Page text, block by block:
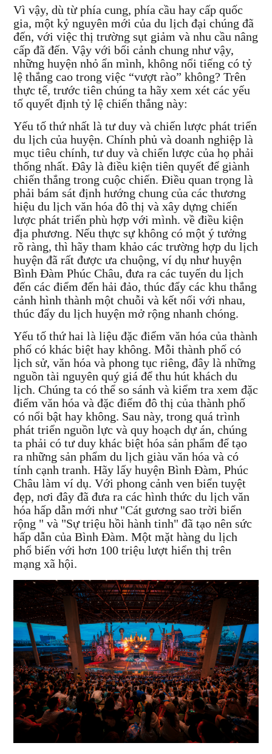
Vì vậy, dù từ phía cung, phía cầu hay cấp quốc
gia, một kỷ nguyên mới của du lịch đại chúng đã
đến, với việc thị trường sụt giảm và nhu cầu nâng
cấp đã đến. Vậy với bối cảnh chung như vậy,
những huyện nhỏ ẩn mình, không nổi tiếng có tỷ
lệ thắng cao trong việc “vượt rào” không? Trên
thực tế, trước tiên chúng ta hãy xem xét các yếu
tố quyết định tỷ lệ chiến thắng này:
Yếu tố thứ nhất là tư duy và chiến lược phát triển
du lịch của huyện. Chính phủ và doanh nghiệp là
mục tiêu chính, tư duy và chiến lược của họ phải
thống nhất. Đây là điều kiện tiên quyết để giành
chiến thắng trong cuộc chiến. Điều quan trọng là
phải bám sát định hướng chung của các thương
hiệu du lịch văn hóa đô thị và xây dựng chiến
lược phát triển phù hợp với mình. về điều kiện
địa phương. Nếu thực sự không có một ý tưởng
rõ ràng, thì hãy tham khảo các trường hợp du lịch
huyện đã rất được ưa chuộng, ví dụ như huyện
Bình Đàm Phúc Châu, đưa ra các tuyến du lịch
đến các điểm đến hải đảo, thúc đẩy các khu thắng
cảnh hình thành một chuỗi và kết nối với nhau,
thúc đẩy du lịch huyện mở rộng nhanh chóng.
Yếu tố thứ hai là liệu đặc điểm văn hóa của thành
phố có khác biệt hay không. Mỗi thành phố có
lịch sử, văn hóa và phong tục riêng, đây là những
nguồn tài nguyên quý giá để thu hút khách du
lịch. Chúng ta có thể so sánh và kiểm tra xem đặc
điểm văn hóa và đặc điểm đô thị của thành phố
có nổi bật hay không. Sau này, trong quá trình
phát triển nguồn lực và quy hoạch dự án, chúng
ta phải có tư duy khác biệt hóa sản phẩm để tạo
ra những sản phẩm du lịch giàu văn hóa và có
tính cạnh tranh. Hãy lấy huyện Bình Đàm, Phúc
Châu làm ví dụ. Với phong cảnh ven biển tuyệt
đẹp, nơi đây đã đưa ra các hình thức du lịch văn
hóa hấp dẫn mới như "Cát gương sao trời biển
rộng " và "Sự triệu hồi hành tinh" đã tạo nên sức
hấp dẫn của Bình Đàm. Một mặt hàng du lịch
phổ biến với hơn 100 triệu lượt hiển thị trên
mạng xã hội.